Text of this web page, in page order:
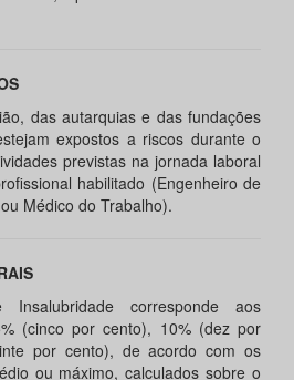
das autarquias e das fundações
expostos a riscos durante o
previstas na jornada laboral
habilitado (Engenheiro de
Médico do Trabalho).
corresponde aos
(cinco por cento), 10% (dez por
por cento), de acordo com os
ou máximo, calculados sobre o